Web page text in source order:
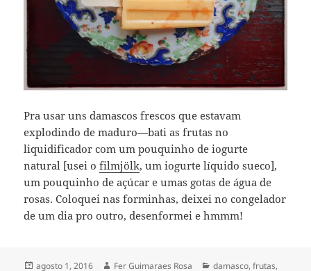
Pra usar uns damascos frescos que estavam
explodindo de maduro—bati as frutas no
liquidificador com um pouquinho de iogurte
natural [usei ofilmjölk, um iogurte líquido sueco],
um pouquinho de açúcar e umas gotas de água de
rosas. Coloquei nas forminhas, deixei no congelador
de um dia pro outro, desenformei e hmmm!
Publicado
agosto 1, 2016 Autor
Fer Guimaraes Rosa Categorias
damasco,frutas,